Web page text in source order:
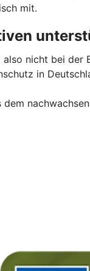
mit.
nicht bei
in